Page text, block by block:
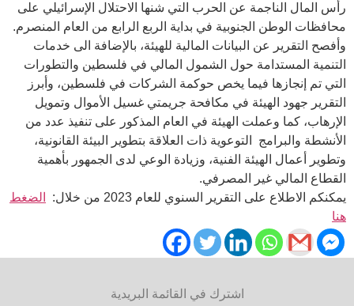
رأس المال الناجمة عن الحرب التي شنها الاحتلال الإسرائيلي على
محافظات الوطن الجنوبية في بداية الربع الرابع من العام المنصرم.
وأفصح التقرير عن البيانات المالية للهيئة، بالإضافة الى خدمات
التنمية المستدامة حول الشمول المالي في فلسطين والتطورات
التي تم إنجازها فيما يخص حوكمة الشركات في فلسطين، وأبرز
التقرير جهود الهيئة في مكافحة جريمتي غسيل الأموال وتمويل
الإرهاب، كما وعملت الهيئة في العام المذكور على تنفيذ عدد من
الأنشطة والبرامج التوعوية ذات العلاقة بتطوير البيئة القانونية،
وتطوير أعمال الهيئة الفنية، وزيادة الوعي لدى الجمهور بأهمية
القطاع المالي غير المصرفي.
يمكنكم الاطلاع على التقرير السنوي للعام 2023 من خلال:
الضغط
هنا
اشترك في القائمة البريدية